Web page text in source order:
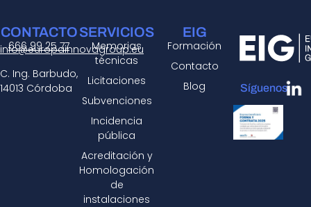
Síguenos:
EIG
Formación
Contacto
Blog
SERVICIOS
Memorias
técnicas
Licitaciones
Subvenciones
Incidencia
pública
Acreditación y
Homologación
de
instalaciones
CONTACTO
666 99 25 77
info@europainnovagroup.eu
C. Ing. Barbudo,
14013 Córdoba